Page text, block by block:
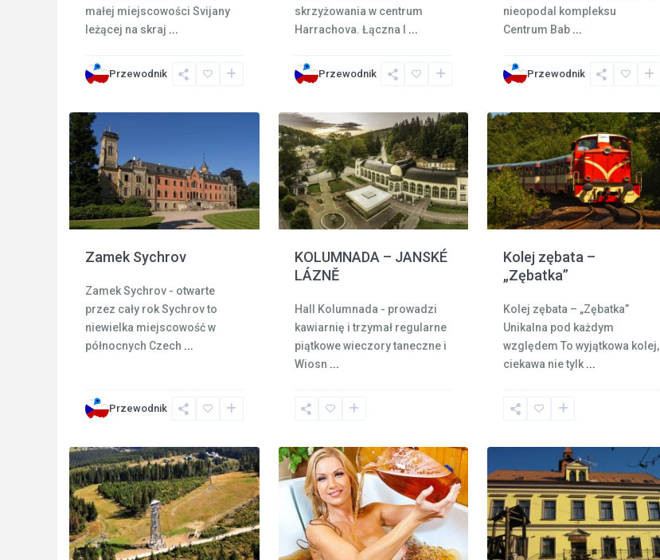
małej miejscowości Svijany
leżącej na skraj ...
Przewodnik
skrzyżowania w centrum
Harrachova. Łączna l ...
Przewodnik
nieopodal kompleksu
Centrum Bab ...
Przewodnik
Zamek Sychrov
Zamek Sychrov - otwarte
przez cały rok Sychrov to
niewielka miejscowość w
północnych Czech ...
Przewodnik
Janské
KOLUMNADA – JANSKÉ
LÁZNĚ
Hall Kolumnada - prowadzi
kawiarnię i trzymał regularne
piątkowe wieczory taneczne i
Wiosn ...
Kolej zębata –
„Zębatka”
Kolej zębata – „Zębatka”
Unikalna pod każdym
względem To wyjątkowa kolej,
ciekawa nie tylk ...
pod